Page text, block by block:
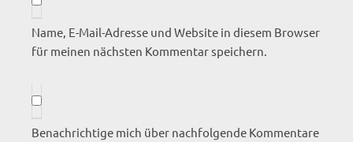
Name, E-Mail-Adresse und Website in diesem Browser
für meinen nächsten Kommentar speichern.
Benachrichtige mich über nachfolgende Kommentare